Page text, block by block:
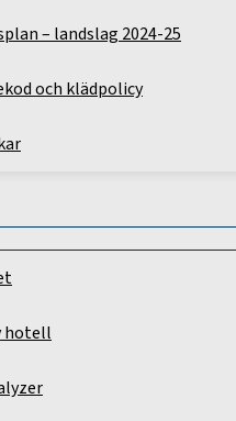
– landslag 2024-25
och klädpolicy
hotell